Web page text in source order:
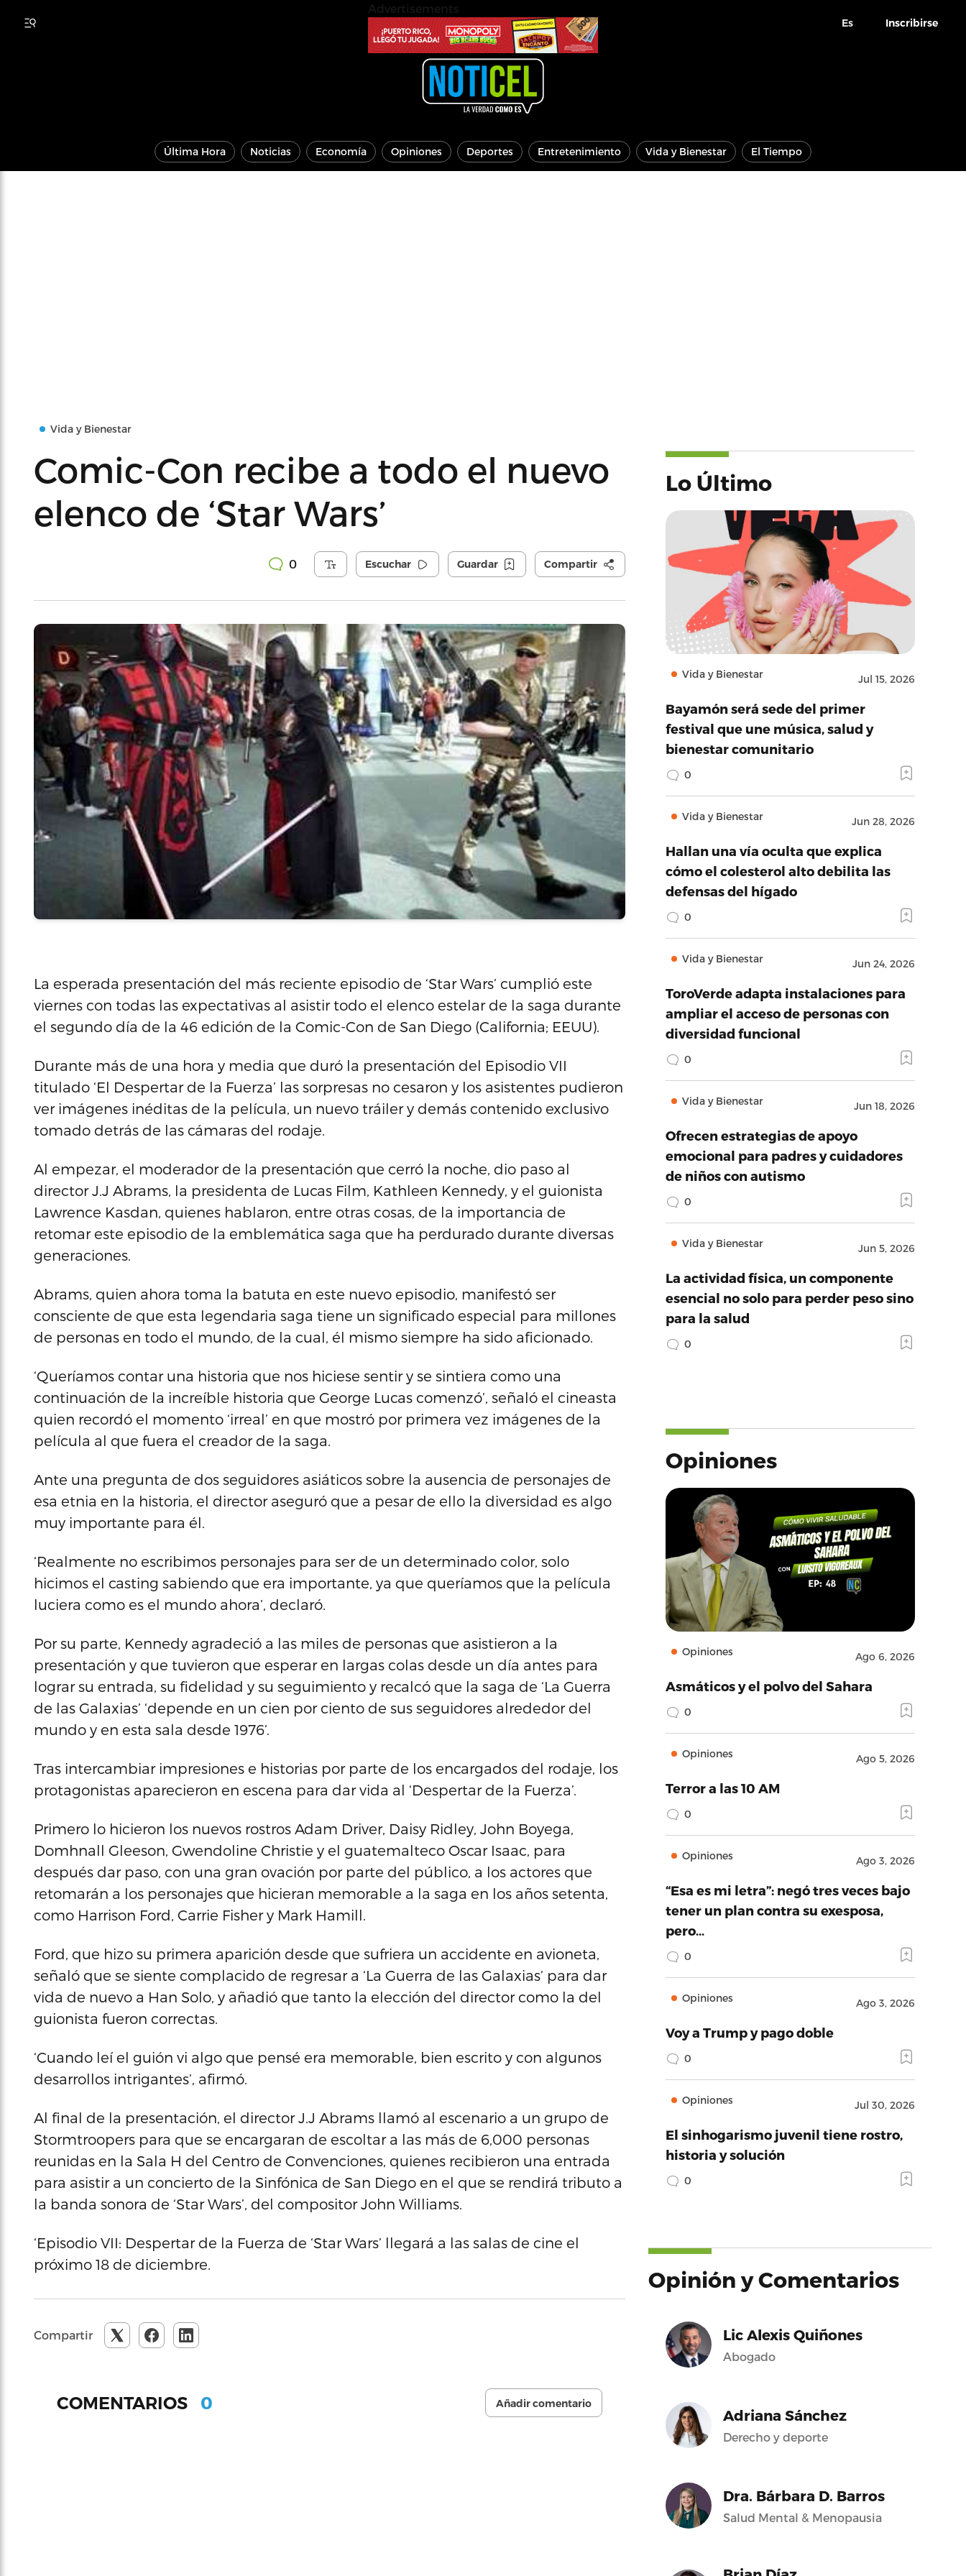
Es Inscribirse
Última Hora Noticias Economía Opiniones Deportes Entretenimiento Vida y Bienestar El Tiempo
Vida y Bienestar
Comic-Con recibe a todo el nuevo
elenco de ‘Star Wars’
0 Escuchar Guardar Compartir
La esperada presentación del más reciente episodio de ‘Star Wars’ cumplió este
viernes con todas las expectativas al asistir todo el elenco estelar de la saga durante
el segundo día de la 46 edición de la Comic-Con de San Diego (California; EEUU).
Durante más de una hora y media que duró la presentación del Episodio VII
titulado ‘El Despertar de la Fuerza’ las sorpresas no cesaron y los asistentes pudieron
ver imágenes inéditas de la película, un nuevo tráiler y demás contenido exclusivo
tomado detrás de las cámaras del rodaje.
Al empezar, el moderador de la presentación que cerró la noche, dio paso al
director J.J Abrams, la presidenta de Lucas Film, Kathleen Kennedy, y el guionista
Lawrence Kasdan, quienes hablaron, entre otras cosas, de la importancia de
retomar este episodio de la emblemática saga que ha perdurado durante diversas
generaciones.
Abrams, quien ahora toma la batuta en este nuevo episodio, manifestó ser
consciente de que esta legendaria saga tiene un significado especial para millones
de personas en todo el mundo, de la cual, él mismo siempre ha sido aficionado.
‘Queríamos contar una historia que nos hiciese sentir y se sintiera como una
continuación de la increíble historia que George Lucas comenzó’, señaló el cineasta
quien recordó el momento ‘irreal’ en que mostró por primera vez imágenes de la
película al que fuera el creador de la saga.
Ante una pregunta de dos seguidores asiáticos sobre la ausencia de personajes de
esa etnia en la historia, el director aseguró que a pesar de ello la diversidad es algo
muy importante para él.
‘Realmente no escribimos personajes para ser de un determinado color, solo
hicimos el casting sabiendo que era importante, ya que queríamos que la película
luciera como es el mundo ahora’, declaró.
Por su parte, Kennedy agradeció a las miles de personas que asistieron a la
presentación y que tuvieron que esperar en largas colas desde un día antes para
lograr su entrada, su fidelidad y su seguimiento y recalcó que la saga de ‘La Guerra
de las Galaxias’ ‘depende en un cien por ciento de sus seguidores alrededor del
mundo y en esta sala desde 1976’.
Tras intercambiar impresiones e historias por parte de los encargados del rodaje, los
protagonistas aparecieron en escena para dar vida al ‘Despertar de la Fuerza’.
Primero lo hicieron los nuevos rostros Adam Driver, Daisy Ridley, John Boyega,
Domhnall Gleeson, Gwendoline Christie y el guatemalteco Oscar Isaac, para
después dar paso, con una gran ovación por parte del público, a los actores que
retomarán a los personajes que hicieran memorable a la saga en los años setenta,
como Harrison Ford, Carrie Fisher y Mark Hamill.
Ford, que hizo su primera aparición desde que sufriera un accidente en avioneta,
señaló que se siente complacido de regresar a ‘La Guerra de las Galaxias’ para dar
vida de nuevo a Han Solo, y añadió que tanto la elección del director como la del
guionista fueron correctas.
‘Cuando leí el guión vi algo que pensé era memorable, bien escrito y con algunos
desarrollos intrigantes’, afirmó.
Al final de la presentación, el director J.J Abrams llamó al escenario a un grupo de
Stormtroopers para que se encargaran de escoltar a las más de 6,000 personas
reunidas en la Sala H del Centro de Convenciones, quienes recibieron una entrada
para asistir a un concierto de la Sinfónica de San Diego en el que se rendirá tributo a
la banda sonora de ‘Star Wars’, del compositor John Williams.
‘Episodio VII: Despertar de la Fuerza de ‘Star Wars’ llegará a las salas de cine el
próximo 18 de diciembre.
Compartir
COMENTARIOS 0 Añadir comentario
Lo Último
Vida y Bienestar Jul 15, 2026
Bayamón será sede del primer
festival que une música, salud y
bienestar comunitario
0
Vida y Bienestar Jun 28, 2026
Hallan una vía oculta que explica
cómo el colesterol alto debilita las
defensas del hígado
0
Vida y Bienestar Jun 24, 2026
ToroVerde adapta instalaciones para
ampliar el acceso de personas con
diversidad funcional
0
Vida y Bienestar Jun 18, 2026
Ofrecen estrategias de apoyo
emocional para padres y cuidadores
de niños con autismo
0
Vida y Bienestar Jun 5, 2026
La actividad física, un componente
esencial no solo para perder peso sino
para la salud
0
Opiniones
Opiniones Ago 6, 2026
Asmáticos y el polvo del Sahara
0
Opiniones Ago 5, 2026
Terror a las 10 AM
0
Opiniones Ago 3, 2026
“Esa es mi letra”: negó tres veces bajo
tener un plan contra su exesposa,
pero…
0
Opiniones Ago 3, 2026
Voy a Trump y pago doble
0
Opiniones Jul 30, 2026
El sinhogarismo juvenil tiene rostro,
historia y solución
0
Opinión y Comentarios
Lic Alexis Quiñones
Abogado
Adriana Sánchez
Derecho y deporte
Dra. Bárbara D. Barros
Salud Mental & Menopausia